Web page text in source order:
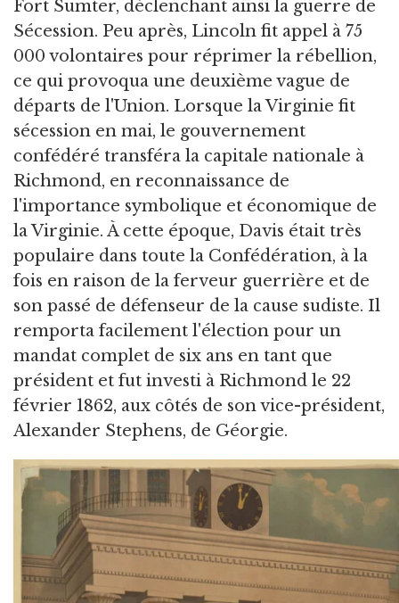
Fort Sumter, déclenchant ainsi la guerre de
Sécession. Peu après, Lincoln fit appel à 75
000 volontaires pour réprimer la rébellion,
ce qui provoqua une deuxième vague de
départs de l'Union. Lorsque la Virginie fit
sécession en mai, le gouvernement
confédéré transféra la capitale nationale à
Richmond, en reconnaissance de
l'importance symbolique et économique de
la Virginie. À cette époque, Davis était très
populaire dans toute la Confédération, à la
fois en raison de la ferveur guerrière et de
son passé de défenseur de la cause sudiste. Il
remporta facilement l'élection pour un
mandat complet de six ans en tant que
président et fut investi à Richmond le 22
février 1862, aux côtés de son vice-président,
Alexander Stephens, de Géorgie.